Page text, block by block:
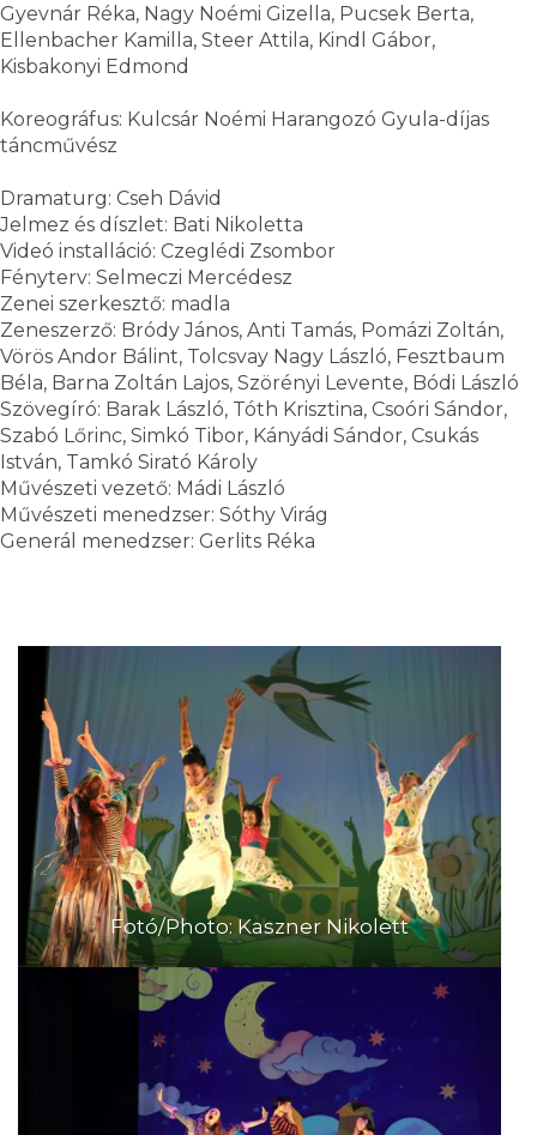
Gyevnár Réka, Nagy Noémi Gizella, Pucsek Berta,
Ellenbacher Kamilla, Steer Attila, Kindl Gábor,
Kisbakonyi Edmond
Koreográfus: Kulcsár Noémi Harangozó Gyula-díjas
táncművész
Dramaturg: Cseh Dávid
Jelmez és díszlet: Bati Nikoletta
Videó installáció: Czeglédi Zsombor
Fényterv: Selmeczi Mercédesz
Zenei szerkesztő: madla
Zeneszerző: Bródy János, Anti Tamás, Pomázi Zoltán,
Vörös Andor Bálint, Tolcsvay Nagy László, Fesztbaum
Béla, Barna Zoltán Lajos, Szörényi Levente, Bódi László
Szövegíró: Barak László, Tóth Krisztina, Csoóri Sándor,
Szabó Lőrinc, Simkó Tibor, Kányádi Sándor, Csukás
István, Tamkó Sirató Károly
Művészeti vezető: Mádi László
Művészeti menedzser: Sóthy Virág
Generál menedzser: Gerlits Réka
Fotó/Photo: Kaszner Nikolett